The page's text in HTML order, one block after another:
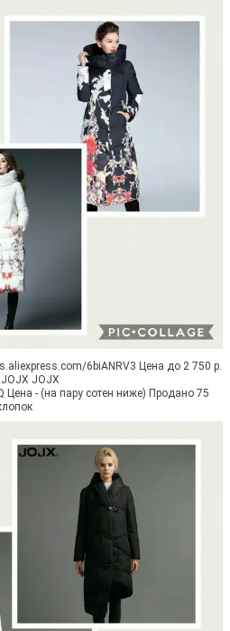
6biANRV3 Цена до 2 750 р.
JOJX
- (на пару сотен ниже) Продано 75